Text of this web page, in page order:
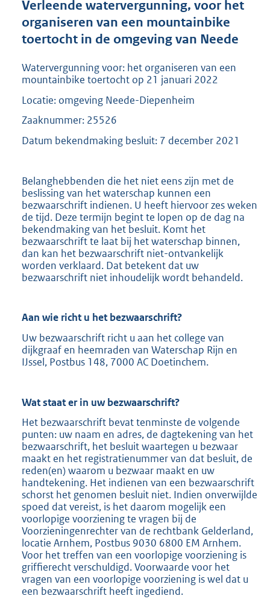
o
t
e
:
0
b
Verleende watervergunning, voor het
organiseren van een mountainbike
toertocht in de omgeving van Neede
Watervergunning voor: het organiseren van een
mountainbike toertocht op 21 januari 2022
Locatie: omgeving Neede-Diepenheim
Zaaknummer: 25526
Datum bekendmaking besluit: 7 december 2021
Belanghebbenden die het niet eens zijn met de
beslissing van het waterschap kunnen een
bezwaarschrift indienen. U heeft hiervoor zes weken
de tijd. Deze termijn begint te lopen op de dag na
bekendmaking van het besluit. Komt het
bezwaarschrift te laat bij het waterschap binnen,
dan kan het bezwaarschrift niet-ontvankelijk
worden verklaard. Dat betekent dat uw
bezwaarschrift niet inhoudelijk wordt behandeld.
Aan wie richt u het bezwaarschrift?
Uw bezwaarschrift richt u aan het college van
dijkgraaf en heemraden van Waterschap Rijn en
IJssel, Postbus 148, 7000 AC Doetinchem.
Wat staat er in uw bezwaarschrift?
Het bezwaarschrift bevat tenminste de volgende
punten: uw naam en adres, de dagtekening van het
bezwaarschrift, het besluit waartegen u bezwaar
maakt en het registratienummer van dat besluit, de
reden(en) waarom u bezwaar maakt en uw
handtekening. Het indienen van een bezwaarschrift
schorst het genomen besluit niet. Indien onverwijlde
spoed dat vereist, is het daarom mogelijk een
voorlopige voorziening te vragen bij de
Voorzieningenrechter van de rechtbank Gelderland,
locatie Arnhem, Postbus 9030 6800 EM Arnhem.
Voor het treffen van een voorlopige voorziening is
griffierecht verschuldigd. Voorwaarde voor het
vragen van een voorlopige voorziening is wel dat u
een bezwaarschrift heeft ingediend.